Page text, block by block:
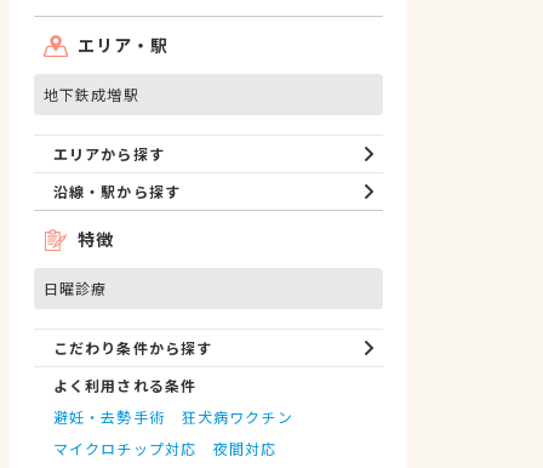
エリア・駅
地下鉄成増駅
エリアから探す
沿線・駅から探す
特徴
日曜診療
こだわり条件から探す
よく利用される条件
避妊・去勢手術
狂犬病ワクチン
マイクロチップ対応
夜間対応